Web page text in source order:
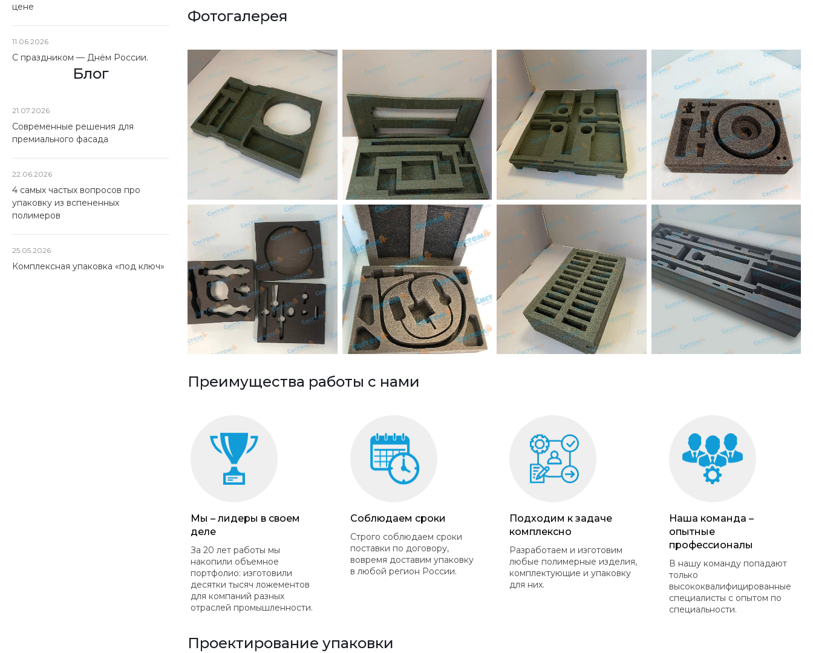
цене
11.06.2026
С праздником — Днём России.
Блог
21.07.2026
Современные решения для
премиального фасада
22.06.2026
4 самых частых вопросов про
упаковку из вспененных
полимеров
25.05.2026
Комплексная упаковка «под ключ»
Фотогалерея
Преимущества работы с нами
Мы – лидеры в своем
деле
За 20 лет работы мы
накопили объемное
портфолио: изготовили
десятки тысяч ложементов
для компаний разных
отраслей промышленности.
Соблюдаем сроки
Строго соблюдаем сроки
поставки по договору,
вовремя доставим упаковку
в любой регион России.
Подходим к задаче
комплексно
Разработаем и изготовим
любые полимерные изделия,
комплектующие и упаковку
для них.
Наша команда –
опытные
профессионалы
В нашу команду попадают
только
высококвалифицированные
специалисты с опытом по
специальности.
Проектирование упаковки